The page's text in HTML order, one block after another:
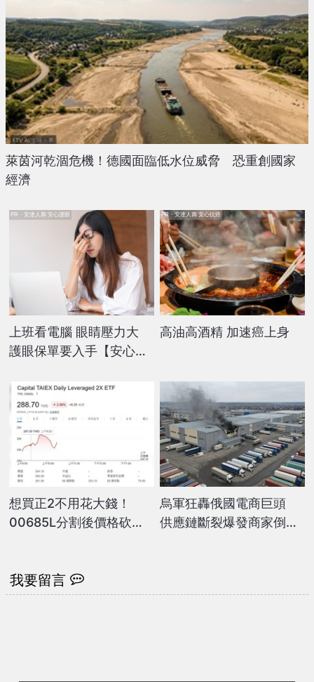
萊茵河乾涸危機！德國面臨低水位威脅 恐重創國家
經濟
上班看電腦 眼睛壓力大
護眼保單要入手【安心護
PR・安達人壽 安心護眼
高油高酒精 加速癌上身
PR・安達人壽 安心抗癌
想買正2不用花大錢！
00685L分割後價格砍到1
烏軍狂轟俄國電商巨頭
供應鏈斷裂爆發商家倒閉
我要留言